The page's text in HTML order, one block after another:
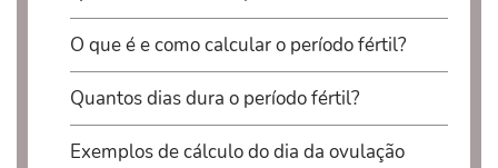
O que é e como calcular o período fértil?
Quantos dias dura o período fértil?
Exemplos de cálculo do dia da ovulação